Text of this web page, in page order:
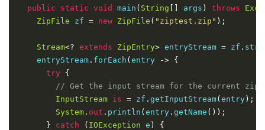
public
static void main ( String args ) throws
ZipFile zf = new ZipFile ( "ziptest.zip" );
Stream<? extends ZipEntry> entryStream = zf .
    entryStream
. forEach ( entry -> {
try {
// Get the input stream for the current zip
InputStream is = zf . getInputStream( entry );
System . out . println ( entry . getName ());
}
catch ( IOException e )
{